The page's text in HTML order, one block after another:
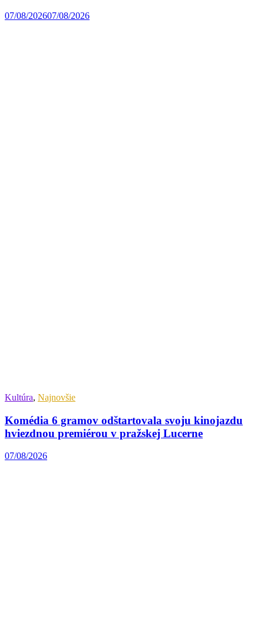
07/08/202607/08/2026
Kultúra, Najnovšie
Komédia 6 gramov odštartovala svoju kinojazdu
hviezdnou premiérou v pražskej Lucerne
07/08/2026